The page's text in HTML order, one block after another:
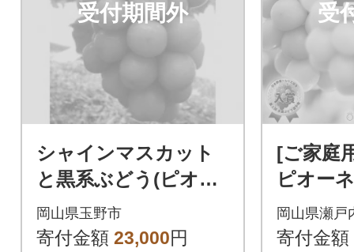
受付期間外
シャインマスカット
と黒系ぶどう(ピオー
ネ・オーロラブラッ
ク)の詰め合わせ 2kg
岡山県玉野市
寄付金額 23,000円
受
[ご家庭
ピオー
ラック
カット
岡山県瀬戸
寄付金額